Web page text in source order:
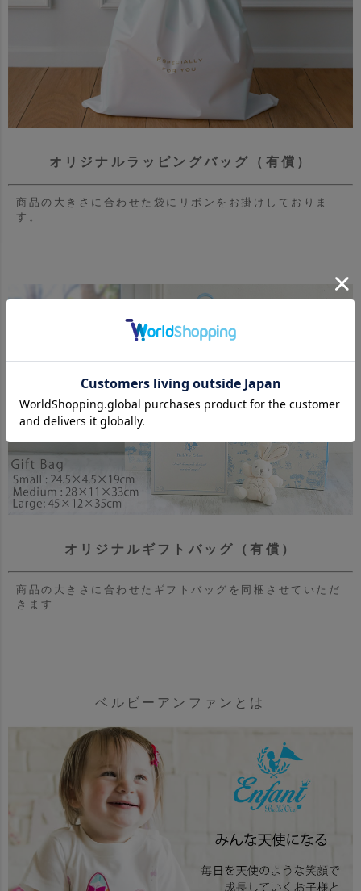
オリジナルラッピングバッグ（有償）
商品の大きさに合わせた袋にリボンをお掛けしておりま
す。
オリジナルギフトバッグ（有償）
商品の大きさに合わせたギフトバッグを同梱させていただ
きます
ベルビーアンファンとは